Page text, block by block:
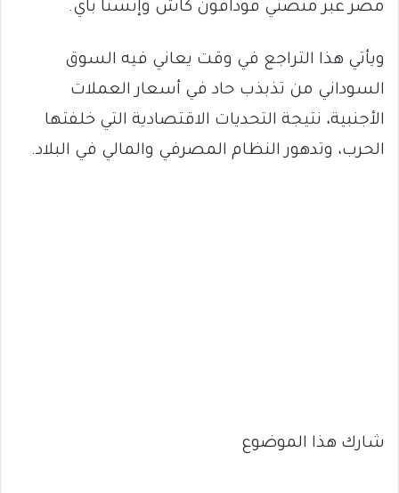
مصر عبر منصتي فودافون كاش وإنستا باي.
ويأتي هذا التراجع في وقت يعاني فيه السوق
السوداني من تذبذب حاد في أسعار العملات
الأجنبية، نتيجة التحديات الاقتصادية التي خلفتها
الحرب، وتدهور النظام المصرفي والمالي في البلاد.
شارك هذا الموضوع